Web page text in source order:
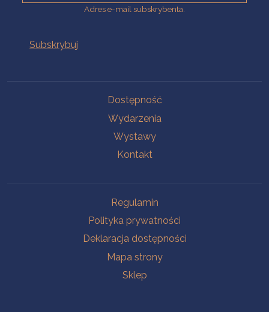
Adres e-mail subskrybenta.
Dostępność
Wydarzenia
Wystawy
Kontakt
Regulamin
Polityka prywatności
Deklaracja dostępności
Mapa strony
Sklep